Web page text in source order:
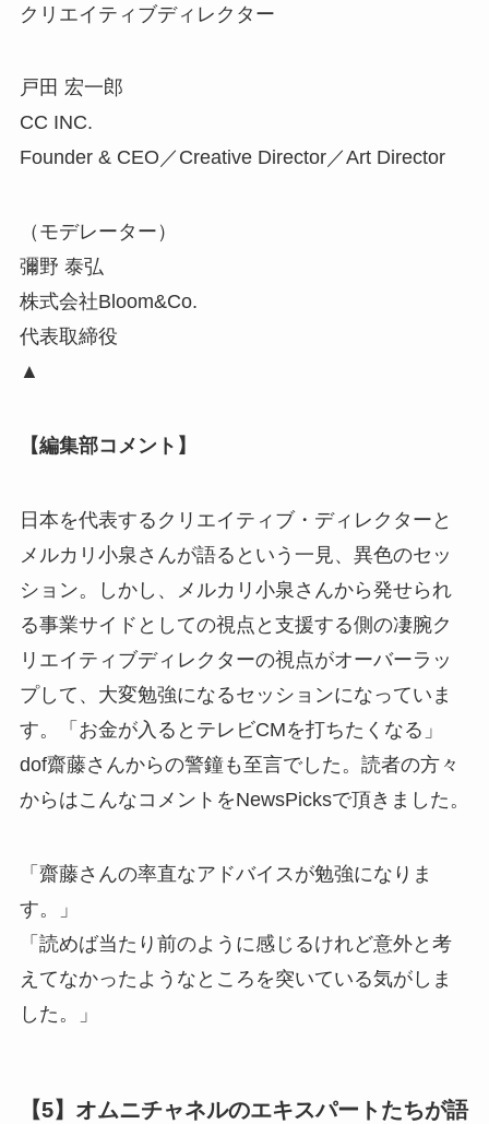
クリエイティブディレクター
戸田 宏一郎
CC INC.
Founder & CEO／Creative Director／Art Director
（モデレーター）
彌野 泰弘
株式会社Bloom&Co.
代表取締役
▲
【編集部コメント】
日本を代表するクリエイティブ・ディレクターと
メルカリ小泉さんが語るという一見、異色のセッ
ション。しかし、メルカリ小泉さんから発せられ
る事業サイドとしての視点と支援する側の凄腕ク
リエイティブディレクターの視点がオーバーラッ
プして、大変勉強になるセッションになっていま
す。「お金が入るとテレビCMを打ちたくなる」
dof齋藤さんからの警鐘も至言でした。読者の方々
からはこんなコメントをNewsPicksで頂きました。
「齋藤さんの率直なアドバイスが勉強になりま
す。」
「読めば当たり前のように感じるけれど意外と考
えてなかったようなところを突いている気がしま
した。」
【5】オムニチャネルのエキスパートたちが語